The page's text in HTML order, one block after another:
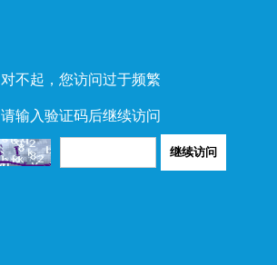
对不起，您访问过于频繁
请输入验证码后继续访问
继续访问